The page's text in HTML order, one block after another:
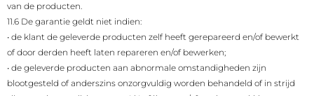
van de producten.
11.6 De garantie geldt niet indien:
• de klant de geleverde producten zelf heeft gerepareerd en/of bewerkt
of door derden heeft laten repareren en/of bewerken;
• de geleverde producten aan abnormale omstandigheden zijn
blootgesteld of anderszins onzorgvuldig worden behandeld of in strijd